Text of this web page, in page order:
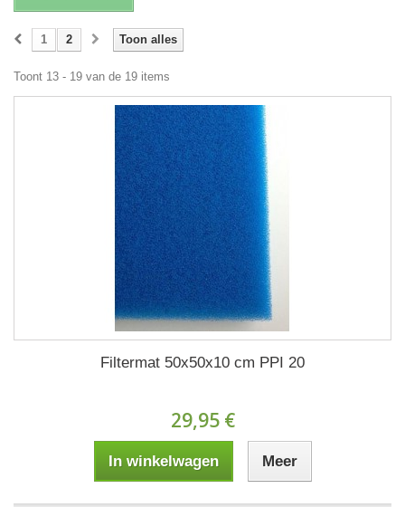
Toon alles
1 2
Toont 13 - 19 van de 19 items
Filtermat 50x50x10 cm PPI 20
29,95 €
In winkelwagen Meer